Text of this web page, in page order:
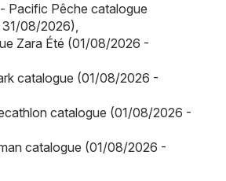
Pacific Pêche catalogue
08/2026),
Zara Été (01/08/2026 -
catalogue (01/08/2026 -
catalogue (01/08/2026 -
catalogue (01/08/2026 -